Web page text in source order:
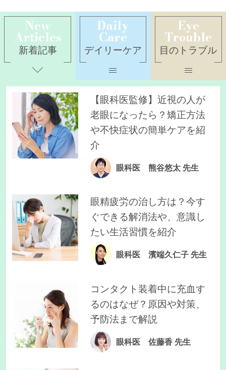
New
Articles
新着記事
Daily
Care
デイリーケア
Eye
Trouble
目のトラブル
【眼科医監修】近視の人が
老眼になったら？矯正方法
や不快症状の簡単ケアを紹
介
眼科医 熊谷悠太 先生
眼精疲労の治し方は？今す
ぐできる解消法や、意識し
たい生活習慣を紹介
眼科医 濱端久仁子 先生
コンタクト装着中に充血す
るのはなぜ？原因や対策、
予防法まで解説
眼科医 佐藤香 先生